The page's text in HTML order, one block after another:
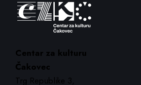
Centar za kulturu
Čakovec
Trg Republike 3,